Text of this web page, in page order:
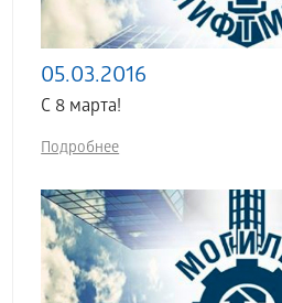
05.03.2016
C 8 марта!
Подробнее